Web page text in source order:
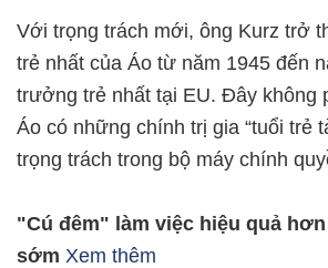
Với trọng trách mới, ông Kurz trở
trẻ nhất của Áo từ năm 1945 đến
trưởng trẻ nhất tại EU. Đây không
Áo có những chính trị gia “tuổi trẻ
trọng trách trong bộ máy chính
"Cú đêm" làm việc hiệu quả
sớm Xem thêm